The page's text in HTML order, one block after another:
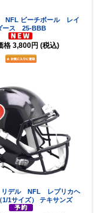
NFL ビーチボール レイ
ース 25-BBB
格 3,800円 (税込)
リデル NFL レプリカヘ
1/1サイズ） テキサンズ